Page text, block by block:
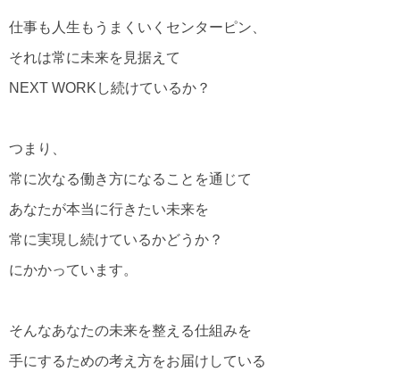
仕事も人生もうまくいくセンターピン、
それは常に未来を見据えて
NEXT WORKし続けているか？
つまり、
常に次なる働き方になることを通じて
あなたが本当に行きたい未来を
常に実現し続けているかどうか？
にかかっています。
そんなあなたの未来を整える仕組みを
手にするための考え方をお届けしている